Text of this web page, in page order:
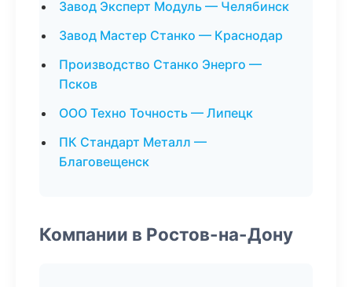
Завод Эксперт Модуль — Челябинск
Завод Мастер Станко — Краснодар
Производство Станко Энерго —
Псков
ООО Техно Точность — Липецк
ПК Стандарт Металл —
Благовещенск
Компании в Ростов-на-Дону